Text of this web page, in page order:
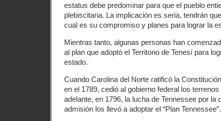
estatus debe predominar para que el pueblo
plebiscitaria. La implicación es seria, tendrán
cual es su compromiso y planes para lograr la
Mientras tanto, algunas personas han
al plan que adoptó el Territorio de Tenesí para
estado.
Cuando Carolina del Norte ratificó la
en el 1789, cedió al gobierno federal los
adelante, en 1796, la lucha de Tennessee por la
admisión los llevó a adoptar el “Plan Tennessee”.